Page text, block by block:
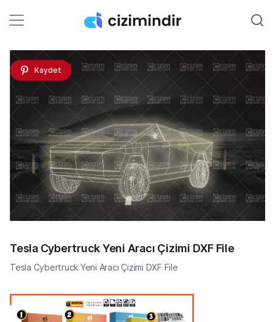
Kaydet
Tesla Cybertruck Yeni Aracı Çizimi DXF File
Tesla Cybertruck Yeni Aracı Çizimi DXF File